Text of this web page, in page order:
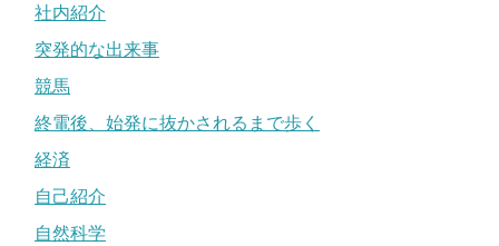
社内紹介
突発的な出来事
競馬
終電後、始発に抜かされるまで歩く
経済
自己紹介
自然科学